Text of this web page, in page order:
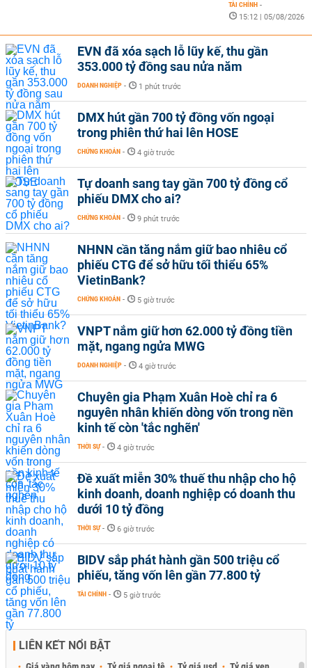
TÀI CHÍNH -
15:12 | 05/08/2026
EVN đã xóa sạch lỗ lũy kế, thu gần
353.000 tỷ đồng sau nửa năm
DOANH NGHIỆP - 1 phút trước
DMX hút gần 700 tỷ đồng vốn ngoại
trong phiên thứ hai lên HOSE
CHỨNG KHOÁN - 4 giờ trước
Tự doanh sang tay gần 700 tỷ đồng cổ
phiếu DMX cho ai?
CHỨNG KHOÁN - 9 phút trước
NHNN cần tăng nắm giữ bao nhiêu cổ
phiếu CTG để sở hữu tối thiểu 65%
VietinBank?
CHỨNG KHOÁN - 5 giờ trước
VNPT nắm giữ hơn 62.000 tỷ đồng tiền
mặt, ngang ngửa MWG
DOANH NGHIỆP - 4 giờ trước
Chuyên gia Phạm Xuân Hoè chỉ ra 6
nguyên nhân khiến dòng vốn trong nền
kinh tế còn 'tắc nghẽn'
THỜI SỰ - 4 giờ trước
Đề xuất miễn 30% thuế thu nhập cho hộ
kinh doanh, doanh nghiệp có doanh thu
dưới 10 tỷ đồng
THỜI SỰ - 6 giờ trước
BIDV sắp phát hành gần 500 triệu cổ
phiếu, tăng vốn lên gần 77.800 tỷ
TÀI CHÍNH - 5 giờ trước
LIÊN KẾT NỔI BẬT